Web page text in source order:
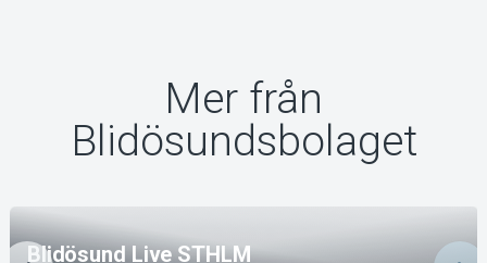
Mer från
Blidösundsbolaget
Blidösund Live STHLM